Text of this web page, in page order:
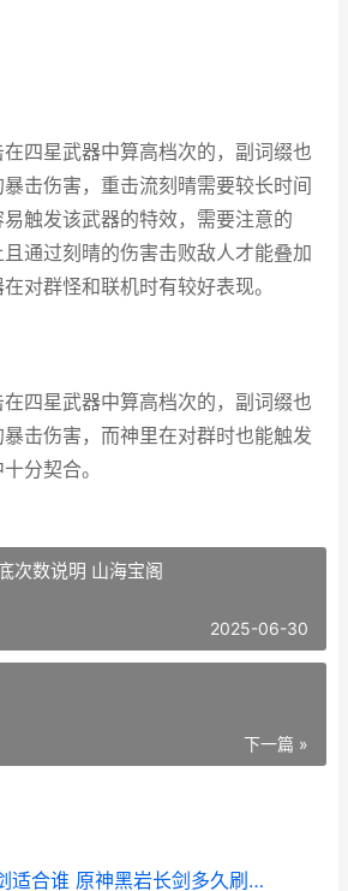
四星武器中算高档次的，副词缀也
击伤害，重击流刻晴需要较长时间
触发该武器的特效，需要注意的
通过刻晴的伤害击败敌人才能叠加
对群怪和联机时有较好表现。
四星武器中算高档次的，副词缀也
击伤害，而神里在对群时也能触发
分契合。
次数说明 山海宝阁
2025-06-30
下一篇 »
《原神》黑岩长剑适合谁 原神黑岩长剑多久刷新一次